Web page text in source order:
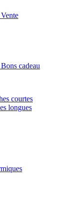
Vente
Bons cadeau
courtes
longues